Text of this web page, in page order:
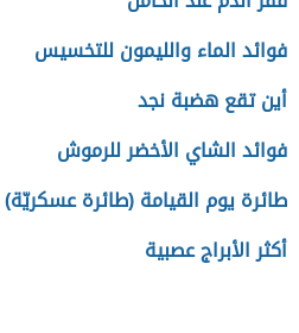
فوائد الماء والليمون للتخسيس
أين تقع هضبة نجد
فوائد الشاي الأخضر للرموش
طائرة يوم القيامة (طائرة عسكريّة)
أكثر الأبراج عصبية